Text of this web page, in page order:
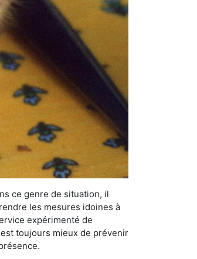
ce genre de situation, il
les mesures idoines à
expérimenté de
toujours mieux de prévenir